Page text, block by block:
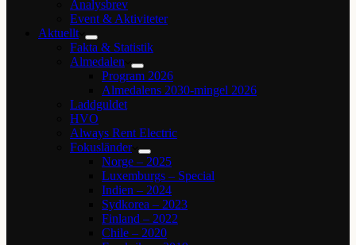
Analysbrev
Event & Aktiviteter
Aktuellt
Fakta & Statistik
Almedalen
Program 2026
Almedalens 2030-mingel 2026
Laddguldet
HVO
Always Rent Electric
Fokusländer
Norge – 2025
Luxemburgs – Special
Indien – 2024
Sydkorea – 2023
Finland – 2022
Chile – 2020